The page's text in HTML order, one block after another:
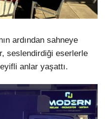
ardından sahneye
seslendirdiği eserlerle
anlar yaşattı.